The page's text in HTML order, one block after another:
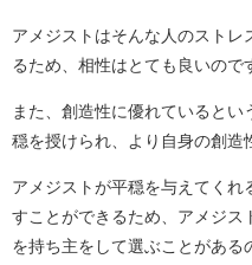
アメジストはそんな人のスト
るため、相性はとても良いので
また、創造性に優れていると
穏を授けられ、より自身の創造
アメジストが平穏を与えてくれ
すことができるため、アメジス
を持ち主をして選ぶことがある